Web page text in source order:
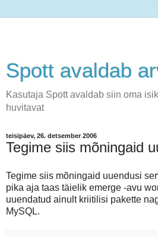
Spott avaldab
Kasutaja Spott avaldab siin oma
huvitavat
teisipäev, 26. detsember 2006
Tegime siis mõningaid
Tegime siis mõningaid uuendusi
pika aja taas täielik emerge -avu
uuendatud ainult kriitilisi pakette
MySQL.